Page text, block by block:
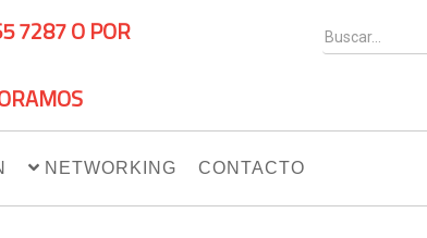
7287 O POR
NETWORKING CONTACTO